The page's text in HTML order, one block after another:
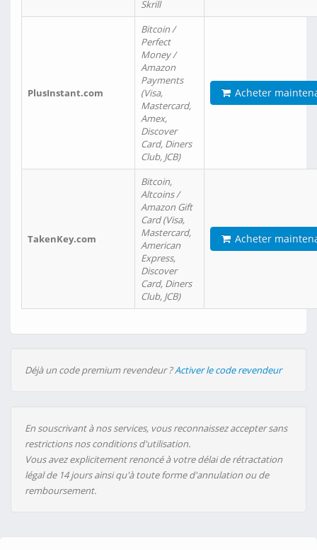
Skrill
PlusInstant.com
Bitcoin /
Perfect
Money /
Amazon
Payments
(Visa,
Mastercard,
Amex,
Discover
Card, Diners
Club, JCB)
Acheter
TakenKey.com
Bitcoin,
Altcoins /
Amazon Gift
Card (Visa,
Mastercard,
American
Express,
Discover
Card, Diners
Club, JCB)
Acheter
Déjà un code premium revendeur ?Activer le code revendeur
En souscrivant à nos services, vous reconnaissez accepter sans
restrictions nos conditions d'utilisation.
Vous avez explicitement renoncé à votre délai de rétractation
légal de 14 jours ainsi qu'à toute forme d'annulation ou de
remboursement.